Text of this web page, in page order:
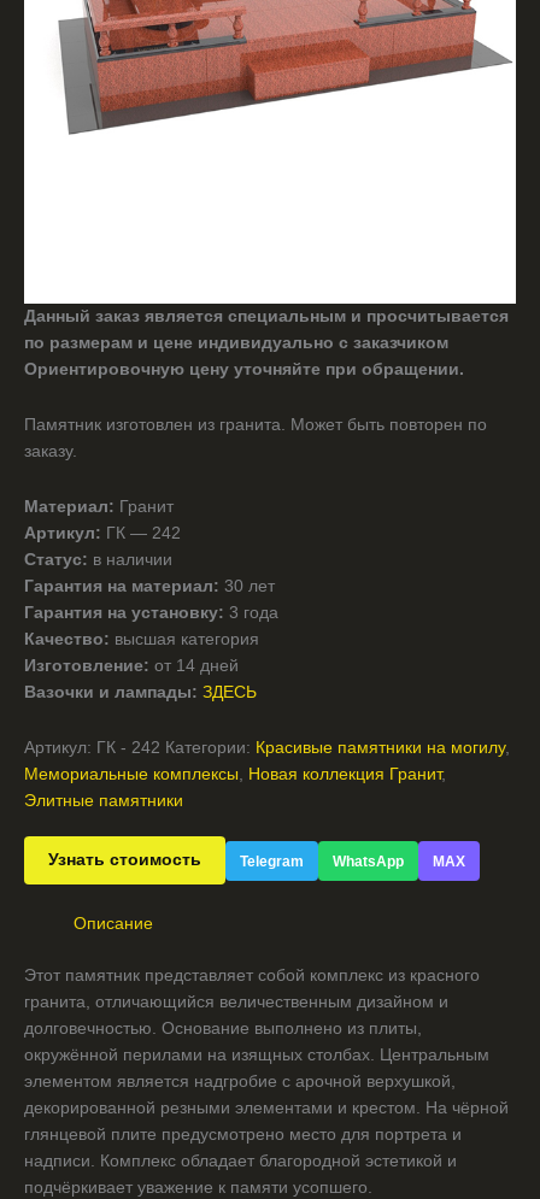
Данный заказ является специальным и просчитывается
по размерам и цене индивидуально с заказчиком
Ориентировочную цену уточняйте при обращении.
Памятник изготовлен из гранита. Может быть повторен по
заказу.
Материал: Гранит
Артикул: ГК — 242
Статус: в наличии
Гарантия на материал: 30 лет
Гарантия на установку: 3 года
Качество: высшая категория
Изготовление: от 14 дней
Вазочки и лампады: ЗДЕСЬ
Артикул: ГК - 242 Категории: Красивые памятники на могилу,
Мемориальные комплексы, Новая коллекция Гранит,
Элитные памятники
Узнать стоимость Telegram WhatsApp MAX
Описание
Этот памятник представляет собой комплекс из красного
гранита, отличающийся величественным дизайном и
долговечностью. Основание выполнено из плиты,
окружённой перилами на изящных столбах. Центральным
элементом является надгробие с арочной верхушкой,
декорированной резными элементами и крестом. На чёрной
глянцевой плите предусмотрено место для портрета и
надписи. Комплекс обладает благородной эстетикой и
подчёркивает уважение к памяти усопшего.